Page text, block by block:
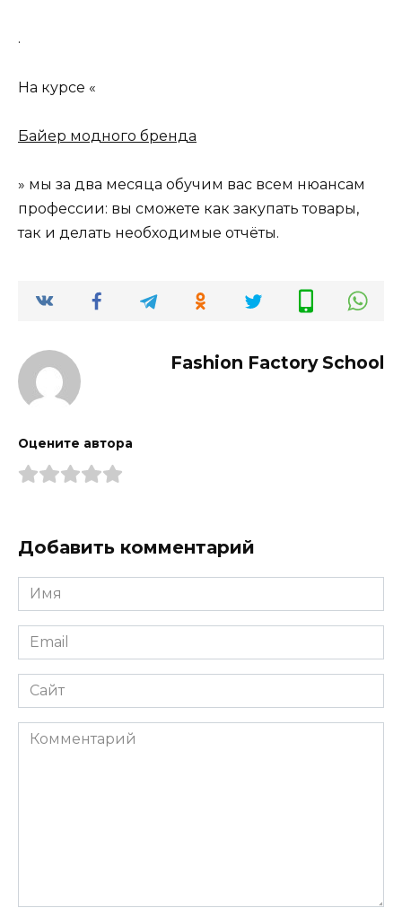
.
На курсе «
Байер модного бренда
» мы за два месяца обучим вас всем нюансам
профессии: вы сможете как закупать товары,
так и делать необходимые отчёты.
Fashion Factory School
Оцените автора
Добавить комментарий
Имя
*
Email
*
Сайт
Комментарий